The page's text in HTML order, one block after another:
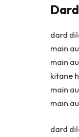
dard
main
main
kitane
main
main
dard